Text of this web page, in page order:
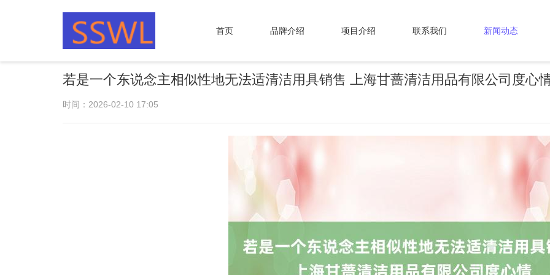
首页 品牌介绍 项目介绍 联系我们 新闻动态
若是一个东说念主相似性地无法适清洁用具销售 上海甘蔷清洁用品有限公司度心
时间：2026-02-10 17:05